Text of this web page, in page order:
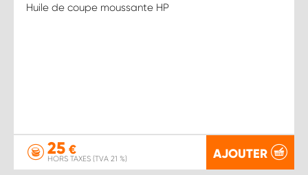
Huile de coupe moussante HP
25 €
HORS TAXES (TVA 21 %) AJOUTER